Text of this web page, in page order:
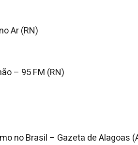
Ar (RN)
– 95 FM (RN)
no Brasil – Gazeta de Alagoas